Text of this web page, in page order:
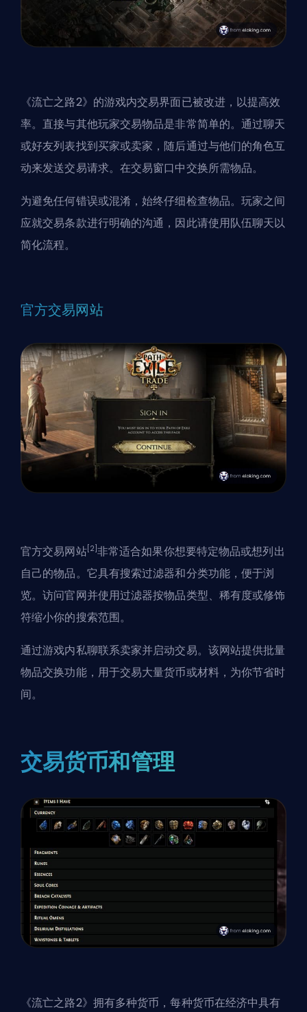
《流亡之路2》的游戏内交易界面已被改进，以提高效
率。直接与其他玩家交易物品是非常简单的。通过聊天
或好友列表找到买家或卖家，随后通过与他们的角色互
动来发送交易请求。在交易窗口中交换所需物品。
为避免任何错误或混淆，始终仔细检查物品。玩家之间
应就交易条款进行明确的沟通，因此请使用队伍聊天以
简化流程。
官方交易网站
官方交易网站[2] 非常适合如果你想要特定物品或想列出
自己的物品。它具有搜索过滤器和分类功能，便于浏
览。访问官网并使用过滤器按物品类型、稀有度或修饰
符缩小你的搜索范围。
通过游戏内私聊联系卖家并启动交易。该网站提供批量
物品交换功能，用于交易大量货币或材料，为你节省时
间。
交易货币和管理
《流亡之路2》拥有多种货币，每种货币在经济中具有